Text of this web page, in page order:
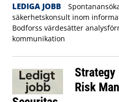
LEDIGA JOBB
säkerhetskonsult inom
Bodforss värdesätter
kommunikation
Strategy
Risk